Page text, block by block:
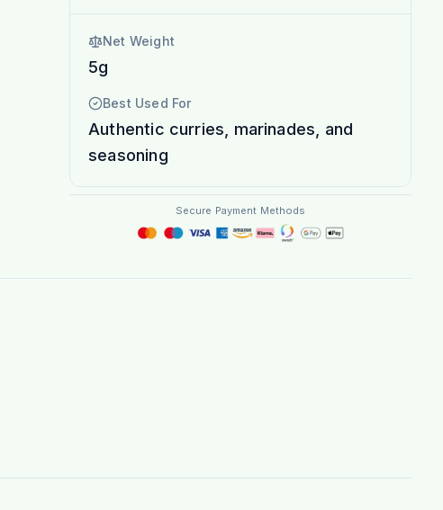
Net Weight
5g
Best Used For
Authentic curries, marinades, and
seasoning
Secure Payment Methods